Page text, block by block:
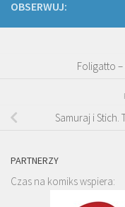
OBSERWUJ:
Foligatto –
Samuraj i Stich.
PARTNERZY
Czas na komiks wspiera: